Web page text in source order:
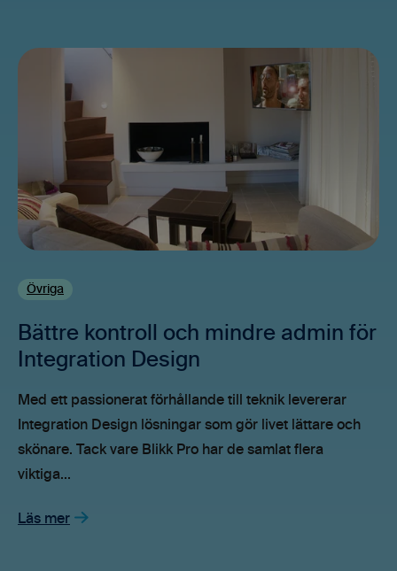
Övriga
Bättre kontroll och mindre admin för
Integration Design
Med ett passionerat förhållande till teknik levererar
Integration Design lösningar som gör livet lättare och
skönare. Tack vare Blikk Pro har de samlat flera
viktiga...
Läs mer